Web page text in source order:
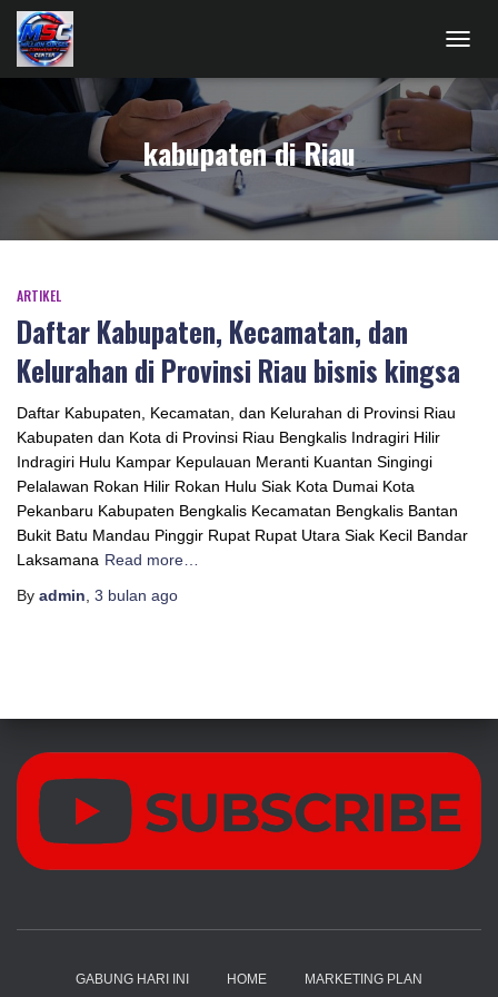
kabupaten di Riau
ARTIKEL
Daftar Kabupaten, Kecamatan, dan
Kelurahan di Provinsi Riau bisnis kingsa
Daftar Kabupaten, Kecamatan, dan Kelurahan di Provinsi Riau
Kabupaten dan Kota di Provinsi Riau Bengkalis Indragiri Hilir
Indragiri Hulu Kampar Kepulauan Meranti Kuantan Singingi
Pelalawan Rokan Hilir Rokan Hulu Siak Kota Dumai Kota
Pekanbaru Kabupaten Bengkalis Kecamatan Bengkalis Bantan
Bukit Batu Mandau Pinggir Rupat Rupat Utara Siak Kecil Bandar
Laksamana Read more…
By admin 3 bulan ago
GABUNG HARI INI HOME MARKETING PLAN